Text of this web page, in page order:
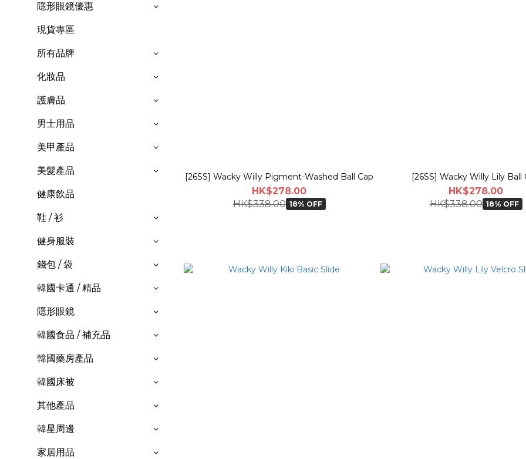
隱形眼鏡優惠
現貨專區
所有品牌
化妝品
護膚品
男士用品
美甲產品
美髮產品
健康飲品
鞋 / 衫
健身服裝
錢包 / 袋
韓國卡通 / 精品
隱形眼鏡
韓國食品 / 補充品
韓國藥房產品
韓國床被
其他產品
韓星周邊
家居用品
[26SS] Wacky Willy Pigment-Washed Ball Cap
HK$278.00
HK$338.00 18% OFF
[26SS] Wacky Willy Lily Ball
HK$278.00
HK$338.00 18% OFF